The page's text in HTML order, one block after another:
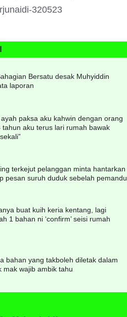
320523
Bersatu desak Muhyiddin
laporan
ayah paksa aku kahwin dengan orang
tahun aku terus lari rumah bawak
terkejut pelanggan minta hantarkan
pesan suruh duduk sebelah pemandu
buat kuih keria kentang, lagi
1 bahan ni ‘confirm’ seisi rumah
bahan yang takboleh diletak dalam
mak wajib ambik tahu